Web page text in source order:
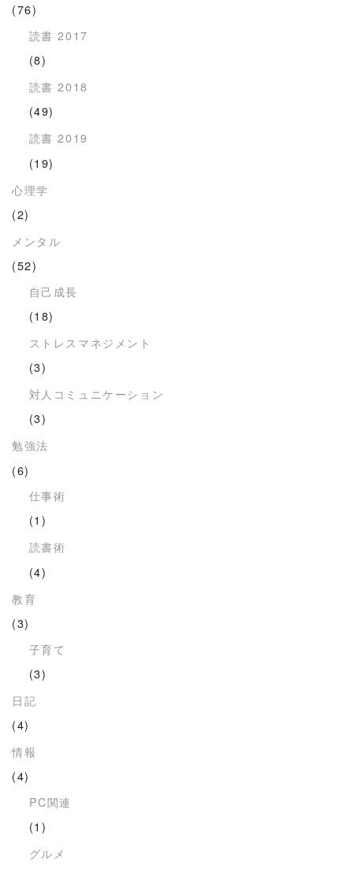
(76)
読書 2017
(8)
読書 2018
(49)
読書 2019
(19)
心理学
(2)
メンタル
(52)
自己成長
(18)
ストレスマネジメント
(3)
対人コミュニケーション
(3)
勉強法
(6)
仕事術
(1)
読書術
(4)
教育
(3)
子育て
(3)
日記
(4)
情報
(4)
PC関連
(1)
グルメ